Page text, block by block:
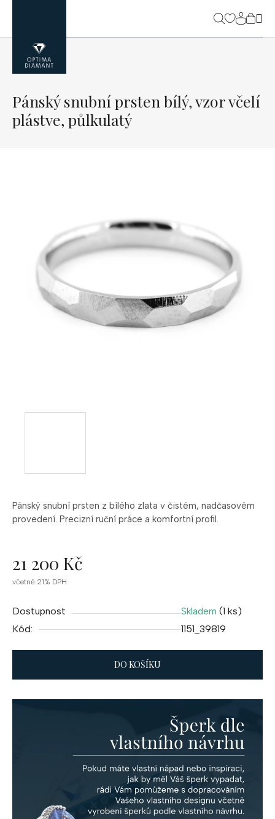
obsah
Pánský snubní prsten z bílého zlata v čistém, nadčasovém
provedení. Precizní ruční práce a komfortní profil.
21 200 Kč
Měrná
včetně 21% DPH
Dostupnost Skladem (1 ks)
Kód:
1151_39819
DO KOŠÍKU
Pánský snubní prsten bílý, vzor včelí
plástve, půlkulatý